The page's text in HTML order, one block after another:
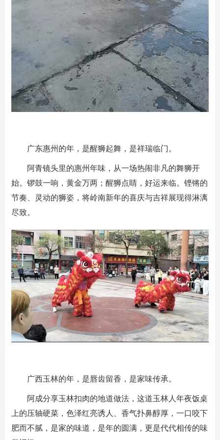
广东惠州的年，是醒狮起舞，是祥瑞临门。
阿青镜头里的惠州年味，从一场热闹非凡的舞狮开
始。锣鼓一响，黄金万两；醒狮点睛，好运来临。铿锵的
节奏、灵动的狮姿，将岭南新年的喜庆与吉祥展现得淋漓
尽致。
广西玉林的年，是唇齿留香，是家味传承。
阿成分享玉林扣肉的地道做法，这道玉林人年夜饭桌
上的压轴硬菜，色泽红亮诱人、香气扑鼻醇厚，一口咬下
肥而不腻，是家的味道，是年的圆满，更是代代相传的味